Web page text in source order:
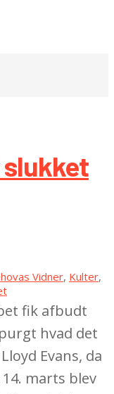
Vidner, Kulter,
fik afbudt
hvad det
Evans, da
14. marts blev